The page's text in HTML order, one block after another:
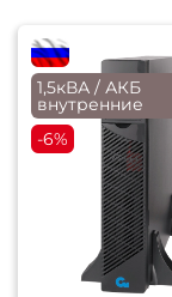
flagRU
1,5кВА / АКБ
внутренние
-6%